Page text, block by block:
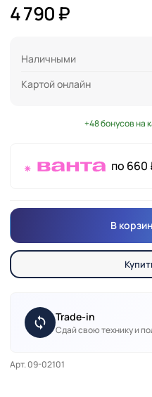
4 790 ₽
Наличными
Картой онлайн
+48 бонусов на
по 660
В
Trade-in
Сдай свою технику и
Арт. 09-02101